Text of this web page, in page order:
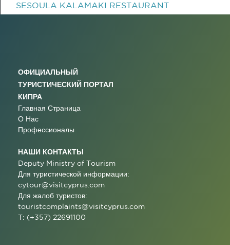
SESOULA KALAMAKI RESTAURANT
ОФИЦИАЛЬНЫЙ
ТУРИСТИЧЕСКИЙ ПОРТАЛ
КИПРА
Главная Страница
О Нас
Профессионалы
НАШИ КОНТАКТЫ
Deputy Ministry of Tourism
Для туристической информации:
cytour@visitcyprus.com
Для жалоб туристов:
touristcomplaints@visitcyprus.com
T: (+357) 22691100